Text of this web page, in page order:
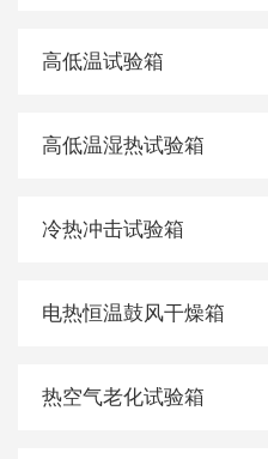
高低温试验箱
高低温湿热试验箱
冷热冲击试验箱
电热恒温鼓风干燥箱
热空气老化试验箱